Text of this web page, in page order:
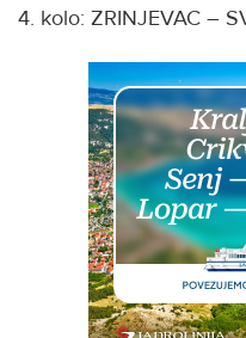
4. kolo: ZRINJEVAC –